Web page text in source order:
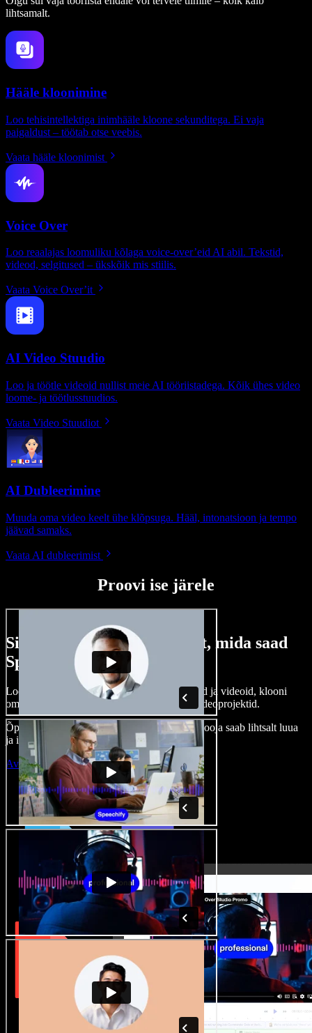
lihtsamalt.
Hääle kloonimine
Loo tehisintellektiga inimhääle kloone sekunditega. Ei vaja
paigaldust – töötab otse veebis.
Vaata hääle kloonimist
Voice Over
Loo reaalajas loomuliku kõlaga voice-over’eid AI abil. Tekstid,
videod, selgitused – ükskõik mis stiilis.
Vaata Voice Over’it
AI Video Stuudio
Loo ja töötle videoid nullist meie AI tööriistadega. Kõik ühes video
loome- ja töötlusstuudios.
Vaata Video Stuudiot
AI Dubleerimine
Muuda oma video keelt ühe klõpsuga. Hääl, intonatsioon ja tempo
jäävad samaks.
Vaata AI dubleerimist
Proovi ise järele
Siin on vaid väike osa sellest, mida saad
Speechify Studioga teha.
Loo voice-over’eid, kasuta tasuta pilte, helisid ja videoid, klooni
oma häält ja pane kokku terviklikud audio-videoprojektid.
Õppimiskõver puudub, kõik töötab veebis – looja saab lihtsalt luua
ja ideed kiiresti ellu viia.
Ava Studio